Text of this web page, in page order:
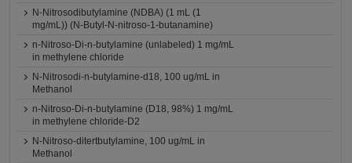
N-Nitrosodibutylamine (NDBA) (1 mL (1
mg/mL)) (N-Butyl-N-nitroso-1-butanamine)
n-Nitroso-Di-n-butylamine (unlabeled) 1 mg/mL
in methylene chloride
N-Nitrosodi-n-butylamine-d18, 100 ug/mL in
Methanol
n-Nitroso-Di-n-butylamine (D18, 98%) 1 mg/mL
in methylene chloride-D2
N-Nitroso-ditertbutylamine, 100 ug/mL in
Methanol